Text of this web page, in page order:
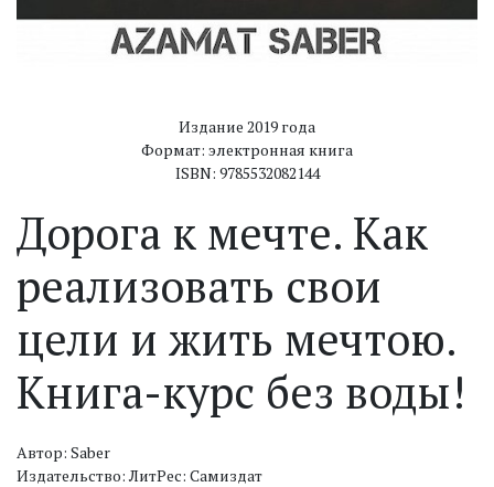
Издание 2019 года
Формат: электронная книга
ISBN: 9785532082144
Дорога к мечте. Как
реализовать свои
цели и жить мечтою.
Книга-курс без воды!
Автор: Saber
Издательство: ЛитРес: Самиздат